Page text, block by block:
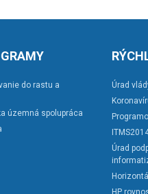
do rastu a
územná spolupráca
Úrad
Úrad
HP